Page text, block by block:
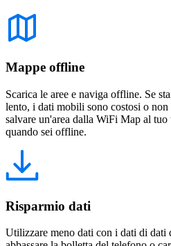
Mappe offline
Scarica le aree e naviga offline. Se
lento, i dati mobili sono costosi o
salvare un'area dalla WiFi Map al tuo
quando sei offline.
Risparmio dati
Utilizzare meno dati con i dati di